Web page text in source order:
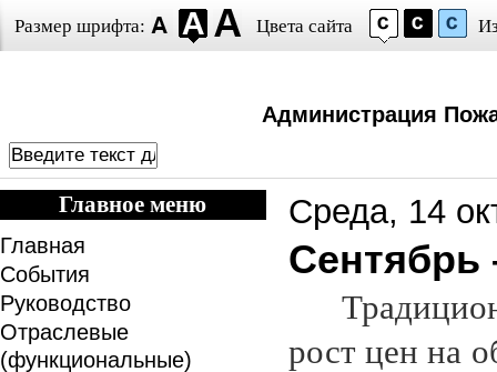
Размер шрифта: Цвета сайта
Администрация
Главное меню
Главная
События
Руководство
Отраслевые
(функциональные)
Среда, 14
Сентябрь
рост цен на